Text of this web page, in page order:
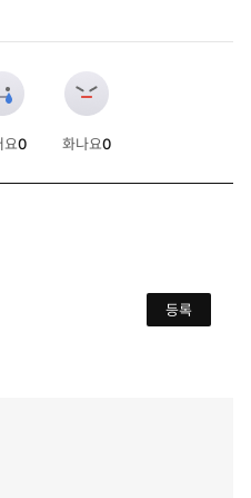
요0
화나요0
등록